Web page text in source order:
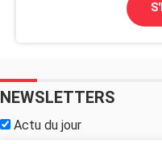
NEWSLETTERS
Actu du jour